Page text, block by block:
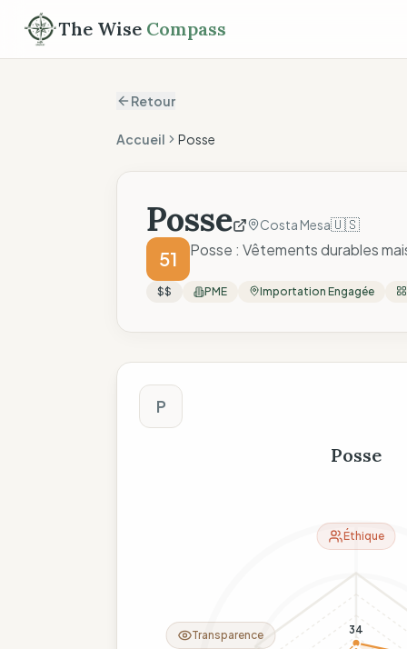
The Wise Compass
Retour
Accueil Posse
Posse Costa Mesa🇺🇸
51 Posse : Vêtements durables
$$ PME Importation Engagée
Score The Wise
P
Posse
34
Éthique
Transparence